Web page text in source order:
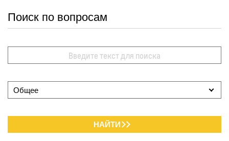
Поиск по вопросам
Общее
НАЙТИ